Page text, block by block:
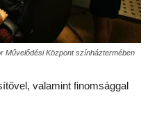
Művelődési Központ színháztermében
valamint finomsággal